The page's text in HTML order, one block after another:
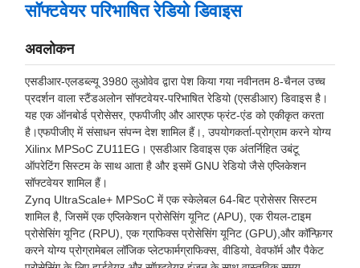
सॉफ्टवेयर परिभाषित रेडियो डिवाइस
अवलोकन
एसडीआर-एलडब्ल्यू 3980 लुओवेव द्वारा पेश किया गया नवीनतम 8-चैनल उच्च
प्रदर्शन वाला स्टैंडअलोन सॉफ्टवेयर-परिभाषित रेडियो (एसडीआर) डिवाइस है।
यह एक ऑनबोर्ड प्रोसेसर, एफपीजीए और आरएफ फ्रंट-एंड को एकीकृत करता
है।एफपीजीए में संसाधन संपन्न देश शामिल हैं।, उपयोगकर्ता-प्रोग्राम करने योग्य
Xilinx MPSoC ZU11EG। एसडीआर डिवाइस एक अंतर्निहित उबंटू
ऑपरेटिंग सिस्टम के साथ आता है और इसमें GNU रेडियो जैसे एप्लिकेशन
सॉफ्टवेयर शामिल हैं।
Zynq UltraScale+ MPSoC में एक स्केलेबल 64-बिट प्रोसेसर सिस्टम
शामिल है, जिसमें एक एप्लिकेशन प्रोसेसिंग यूनिट (APU), एक रीयल-टाइम
प्रोसेसिंग यूनिट (RPU), एक ग्राफिक्स प्रोसेसिंग यूनिट (GPU),और कॉन्फ़िगर
करने योग्य प्रोग्रामेबल लॉजिक प्लेटफार्मग्राफिक्स, वीडियो, वेवफॉर्म और पैकेट